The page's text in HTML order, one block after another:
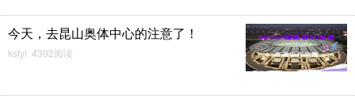
今天，去昆山奥体中心的注意了！
kstyl 4302阅读